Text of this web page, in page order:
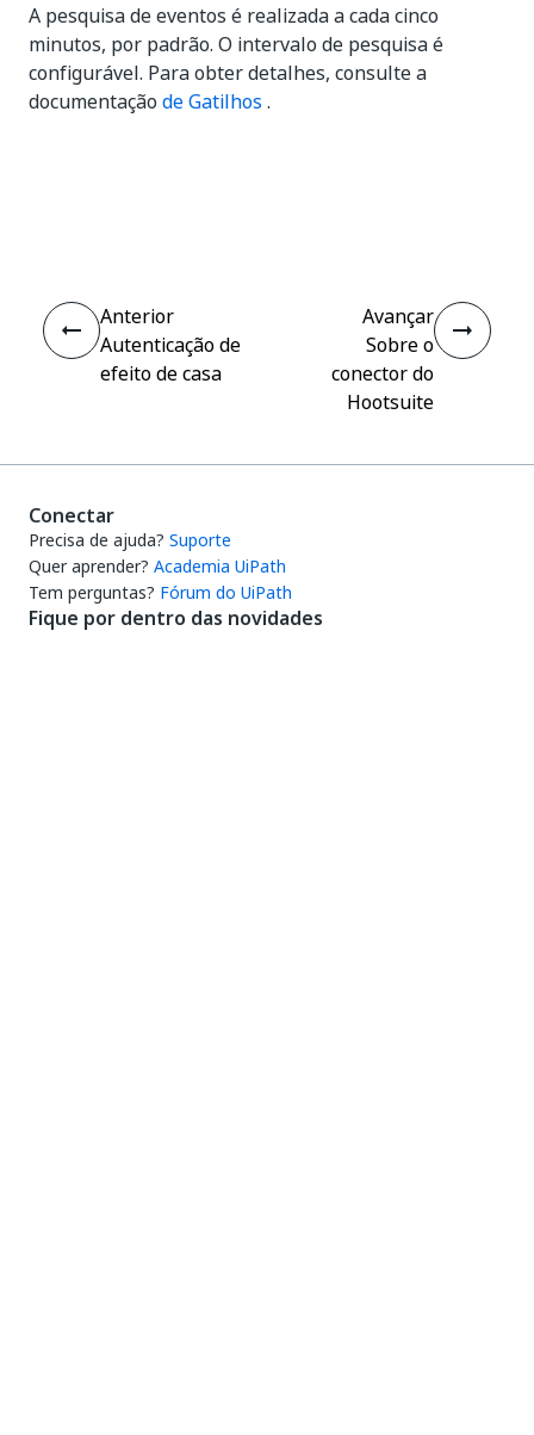
A pesquisa de eventos é realizada a cada cinco
minutos, por padrão. O intervalo de pesquisa é
configurável. Para obter detalhes, consulte a
documentação de Gatilhos .
Anterior
Autenticação de
efeito de casa
Avançar
Sobre o
conector do
Hootsuite
Conectar
Precisa de ajuda? Suporte
Quer aprender? Academia UiPath
Tem perguntas? Fórum do UiPath
Fique por dentro das novidades